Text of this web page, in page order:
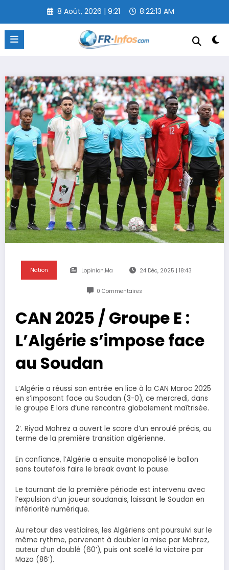
contenu
8 Août, 2026 | 9:21 8:22:14 AM
Nation Lopinion.ma 24 Déc, 2025 | 18:43
0 Commentaires
CAN 2025 / Groupe E :
L’Algérie s’impose face
au Soudan
L’Algérie a réussi son entrée en lice à la CAN Maroc 2025
en s’imposant face au Soudan (3-0), ce mercredi, dans
le groupe E lors d’une rencontre globalement maîtrisée.
2’. Riyad Mahrez a ouvert le score d’un enroulé précis, au
terme de la première transition algérienne.
En confiance, l’Algérie a ensuite monopolisé le ballon
sans toutefois faire le break avant la pause.
Le tournant de la première période est intervenu avec
l’expulsion d’un joueur soudanais, laissant le Soudan en
infériorité numérique.
Au retour des vestiaires, les Algériens ont poursuivi sur le
même rythme, parvenant à doubler la mise par Mahrez,
auteur d’un doublé (60’), puis ont scellé la victoire par
Maza (86’).